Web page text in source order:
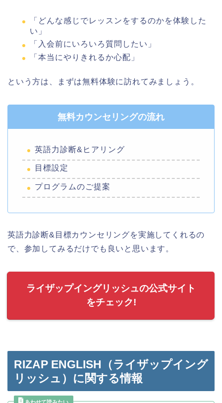
「どんな感じでレッスンをするのかを体験した
い」
「入会前にいろいろ質問したい」
「本当にやりきれるか心配」
という方は、まずは無料体験に訪れてみましょう。
無料カウンセリングの流れ
英語力診断&ヒアリング
目標設定
プログラムのご提案
英語力診断&目標カウンセリングを実施してくれるの
で、参加してみるだけでも良いと思います。
ライザップイングリッシュの公式サイト
をチェック!
RIZAP ENGLISH（ライザップイング
リッシュ）に関する情報